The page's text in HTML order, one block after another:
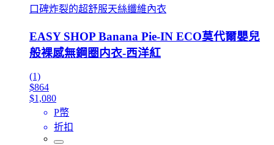
口碑炸裂的超舒服天絲纖維內衣
EASY SHOP Banana Pie-IN ECO莫代爾嬰兒
般裸感無鋼圈内衣-西洋紅
(1)
$864
$1,080
P幣
折扣